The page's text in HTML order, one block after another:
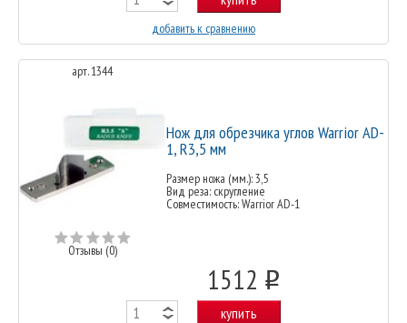
добавить к сравнению
арт. 1344
Отзывы (0)
Нож для обрезчика углов Warrior AD-
1, R3,5 мм
Размер ножа (мм.): 3,5
Вид реза: скругление
Совместимость: Warrior AD-1
1512 o
купить